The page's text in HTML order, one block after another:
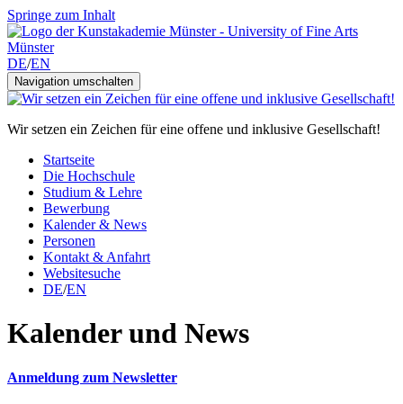
Springe zum Inhalt
DE/EN
Navigation umschalten
Wir setzen ein Zeichen für eine offene und inklusive Gesellschaft!
Startseite
Die Hochschule
Studium & Lehre
Bewerbung
Kalender & News
Personen
Kontakt & Anfahrt
Websitesuche
DE/EN
Kalender und News
Anmeldung zum Newsletter